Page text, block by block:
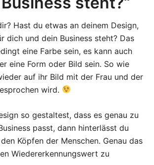
Hast du etwas an deinem Design,
dich und dein Business steht? Das
eine Farbe sein, es kann auch
eine Form oder Bild sein. So wie
auf ihr Bild mit der Frau und der
wird.
so gestaltest, dass es genau zu
passt, dann hinterlässt du
Köpfen der Menschen. Genau das
Wiedererkennungswert zu